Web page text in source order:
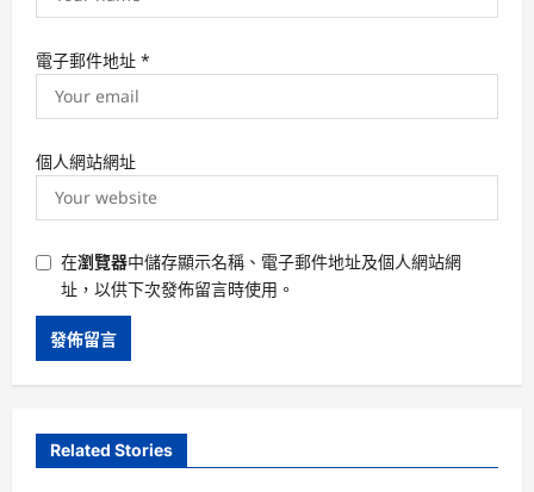
電子郵件地址 *
個人網站網址
在瀏覽器中儲存顯示名稱、電子郵件地址及個人網站網
址，以供下次發佈留言時使用。
Related Stories